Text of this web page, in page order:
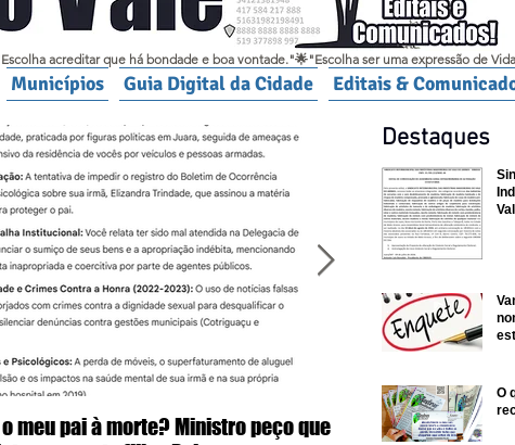
acreditar que há bondade e boa vontade."🌟"Escolha ser uma expressão de
Municípios Guia Digital da Cidade Editais &
meu pai à morte? Ministro peço que
Confira, o que
Destaques
O